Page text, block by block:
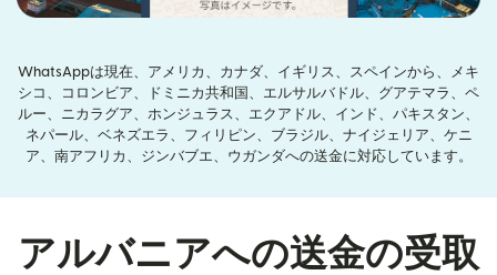
WhatsAppは現在、アメリカ、カナダ、イギリス、スペインから、メキ
シコ、コロンビア、ドミニカ共和国、エルサルバドル、グアテマラ、ペ
ルー、ニカラグア、ホンジュラス、エクアドル、インド、パキスタン、
ネパール、ベネズエラ、フィリピン、ブラジル、ナイジェリア、ケニ
ア、南アフリカ、ジンバブエ、ウガンダへの送金に対応しています。
アルバニアへの送金の受取